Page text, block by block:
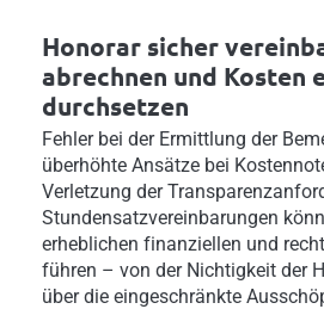
Honorar sicher
abrechnen und Kosten
durchsetzen
Fehler bei der Ermittlung der
überhöhte Ansätze bei
Verletzung der
Stundensatzvereinbarungen
erheblichen finanziellen und
führen – von der Nichtigkeit der
über die eingeschränkte